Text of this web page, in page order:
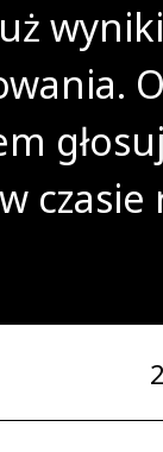
wyniki